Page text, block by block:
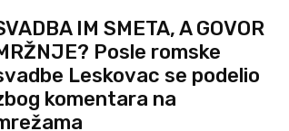
IM SMETA, A GOVOR
Posle romske
Leskovac se podelio
komentara na